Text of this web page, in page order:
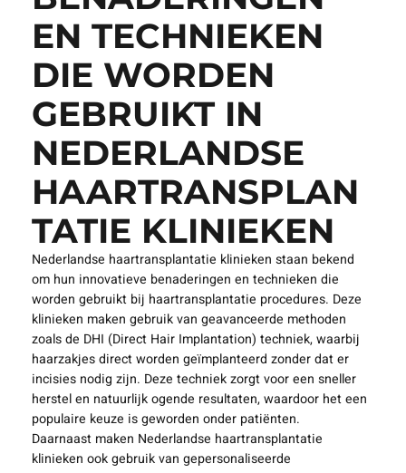
EN TECHNIEKEN
DIE WORDEN
GEBRUIKT IN
NEDERLANDSE
HAARTRANSPLAN
TATIE KLINIEKEN
Nederlandse haartransplantatie klinieken staan bekend
om hun innovatieve benaderingen en technieken die
worden gebruikt bij haartransplantatie procedures. Deze
klinieken maken gebruik van geavanceerde methoden
zoals de DHI (Direct Hair Implantation) techniek, waarbij
haarzakjes direct worden geïmplanteerd zonder dat er
incisies nodig zijn. Deze techniek zorgt voor een sneller
herstel en natuurlijk ogende resultaten, waardoor het een
populaire keuze is geworden onder patiënten.
Daarnaast maken Nederlandse haartransplantatie
klinieken ook gebruik van gepersonaliseerde